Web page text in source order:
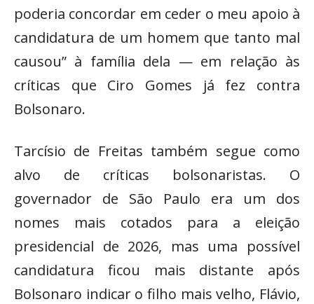
poderia concordar em ceder o meu apoio à
candidatura de um homem que tanto mal
causou” à família dela — em relação às
críticas que Ciro Gomes já fez contra
Bolsonaro.
Tarcísio de Freitas também segue como
alvo de críticas bolsonaristas. O
governador de São Paulo era um dos
nomes mais cotados para a eleição
presidencial de 2026, mas uma possível
candidatura ficou mais distante após
Bolsonaro indicar o filho mais velho, Flávio,